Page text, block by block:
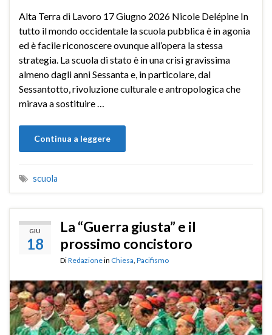
Alta Terra di Lavoro 17 Giugno 2026 Nicole Delépine In
tutto il mondo occidentale la scuola pubblica è in agonia
ed è facile riconoscere ovunque all’opera la stessa
strategia. La scuola di stato è in una crisi gravissima
almeno dagli anni Sessanta e, in particolare, dal
Sessantotto, rivoluzione culturale e antropologica che
mirava a sostituire …
Continua a leggere
scuola
GIU
18
La “Guerra giusta” e il
prossimo concistoro
DiRedazionein Chiesa Pacifismo